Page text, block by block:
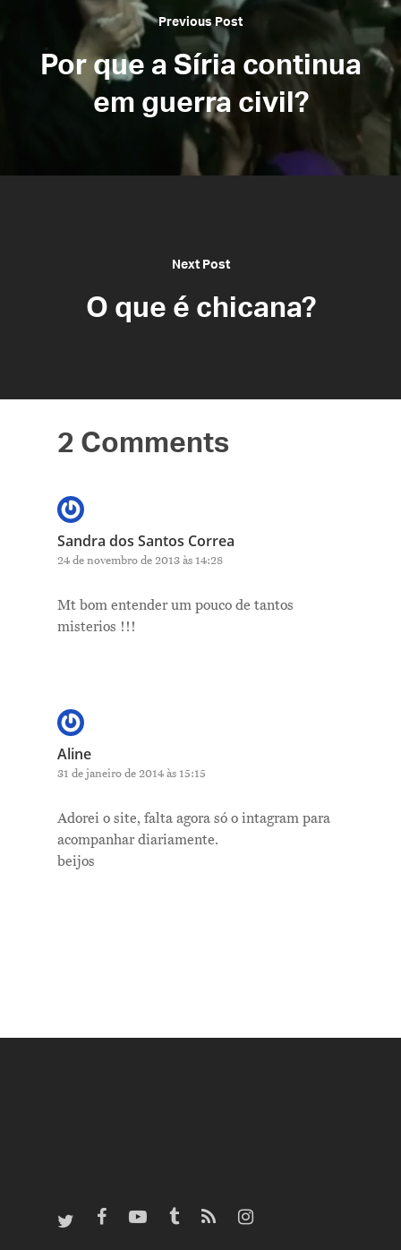
Previous Post
Por que a Síria continua
em guerra civil?
Next Post
O que é chicana?
2 Comments
Sandra dos Santos Correa
24 de novembro de 2013 às 14:28
Mt bom entender um pouco de tantos
misterios !!!
Aline
31 de janeiro de 2014 às 15:15
Adorei o site, falta agora só o intagram para
acompanhar diariamente.
beijos